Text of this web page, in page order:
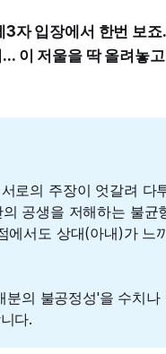
자 입장에서 한번 보
이 저울을 딱 올려놓
로의 주장이 엇갈려 다
공생을 저해하는 불균
에서도 상대(아내)가 느
의 불공정성'을 수치
다.